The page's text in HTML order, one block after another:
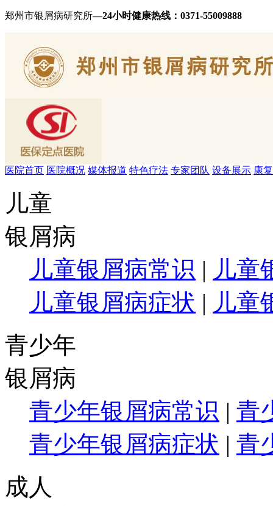
郑州市银屑病研究所—24小时健康热线： 0371-55009888
医院首页 医院概况 媒体报道 特色疗法 专家团队 设备展示 康
儿童
银屑病
儿童银屑病常识 | 儿童
儿童银屑病症状 | 儿童
青少年
银屑病
青少年银屑病常识 | 青
青少年银屑病症状 | 青
成人